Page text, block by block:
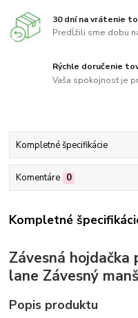
30 dní na vrátenie
Predĺžili sme dobu
Rýchle doručenie
Vaša spokojnosť je
Kompletné špecifikácie
Komentáre 0
Kompletné
Závesná
lane Závesný
Popis produktu